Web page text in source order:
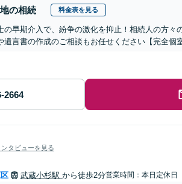
の相続 料金表を見る
の早期介入で、紛争の激化を抑止！相続人の方
遺言書の作成のご相談もお任せください【完全個
ンタビューを見る
武蔵小杉駅 から徒歩2分営業時間：本日定休日